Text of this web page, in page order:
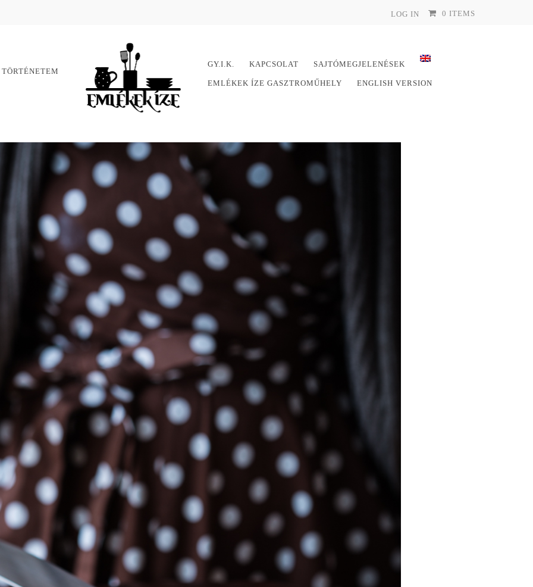
LOG IN 0 ITEMS
TÖRTÉNETEM
GY.I.K. KAPCSOLAT SAJTÓMEGJELENÉSEK
EMLÉKEK ÍZE GASZTROMŰHELY ENGLISH VERSION